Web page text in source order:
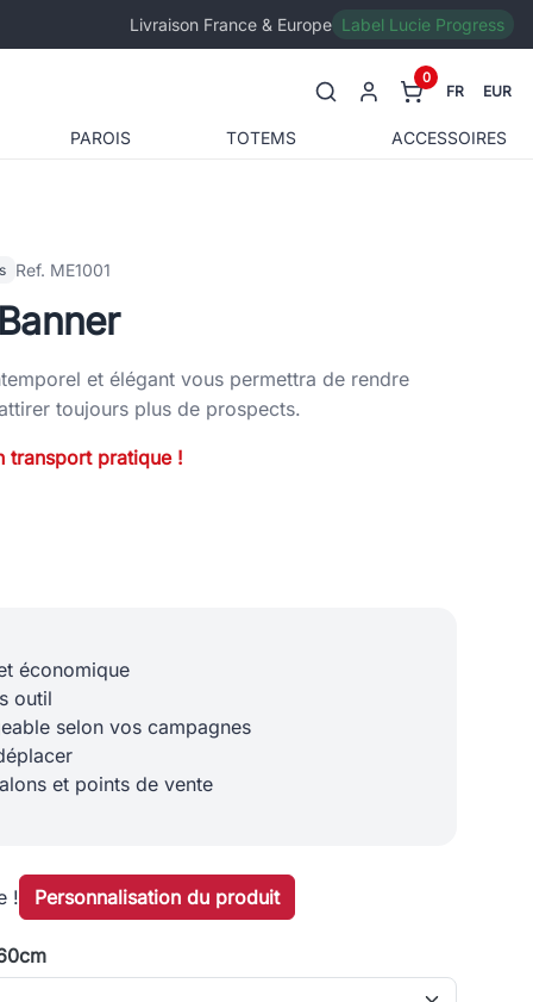
Livraison France & Europe Label Lucie Progress
PAROIS TOTEMS ACCESSOIRES
0
FR EUR
Ref. ME1001
et élégant vous permettra de rendre
toujours plus de prospects.
transport pratique !
économique
outil
selon vos campagnes
et points de vente
! Personnalisation du produit